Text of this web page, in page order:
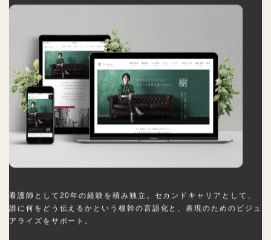
看護師として20年の経験を積み独立。セカンドキャリアとして、
誰に何をどう伝えるかという根幹の言語化と、表現のためのビジュ
アライズをサポート。